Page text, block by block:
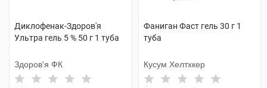
Диклофенак-Здоров'я
Ультра гель 5 % 50 г 1 туба
Здоров'я ФК
Фаниган Фаст гель 30 г 1
туба
Кусум Хелтхкер